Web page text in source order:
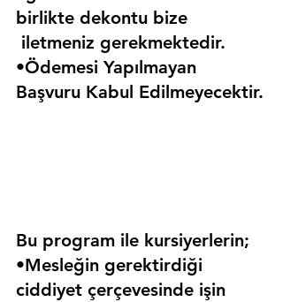
birlikte dekontu bize
iletmeniz gerekmektedir.
•Ödemesi Yapılmayan
Başvuru Kabul Edilmeyecektir.
Bu program ile kursiyerlerin;
•Mesleğin gerektirdiği
ciddiyet çerçevesinde işin